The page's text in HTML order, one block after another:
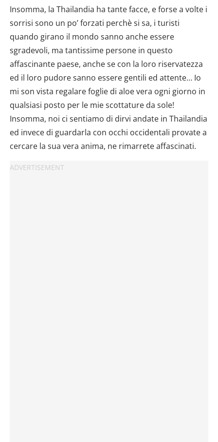
raccolto dal tuo utilizzo dei loro servizi.
Insomma, la Thailandia ha tante facce, e forse a volte i
sorrisi sono un po’ forzati perchè si sa, i turisti
quando girano il mondo sanno anche essere
sgradevoli, ma tantissime persone in questo
affascinante paese, anche se con la loro riservatezza
ed il loro pudore sanno essere gentili ed attente… Io
mi son vista regalare foglie di aloe vera ogni giorno in
qualsiasi posto per le mie scottature da sole!
Insomma, noi ci sentiamo di dirvi andate in Thailandia
ed invece di guardarla con occhi occidentali provate a
cercare la sua vera anima, ne rimarrete affascinati.